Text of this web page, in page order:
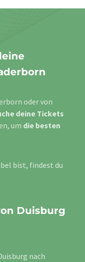
oder von
deine Tickets
um die besten
bist, findest du
Duisburg
nach